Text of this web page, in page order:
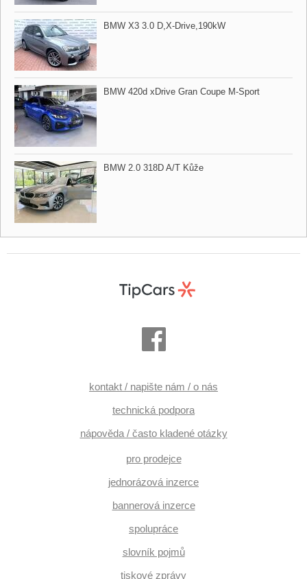
BMW X3 3.0 D,​X​-Drive,​190kW
BMW 420d xDrive Gran Coupe M​-Sport
BMW 2.0 318D A/T Kůže
kontakt / napište nám / o nás
technická podpora
nápověda / často kladené otázky
pro prodejce
jednorázová inzerce
bannerová inzerce
spolupráce
slovník pojmů
tiskové zprávy